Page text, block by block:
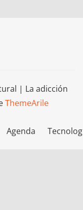
| La adicción
ThemeArile
Agenda